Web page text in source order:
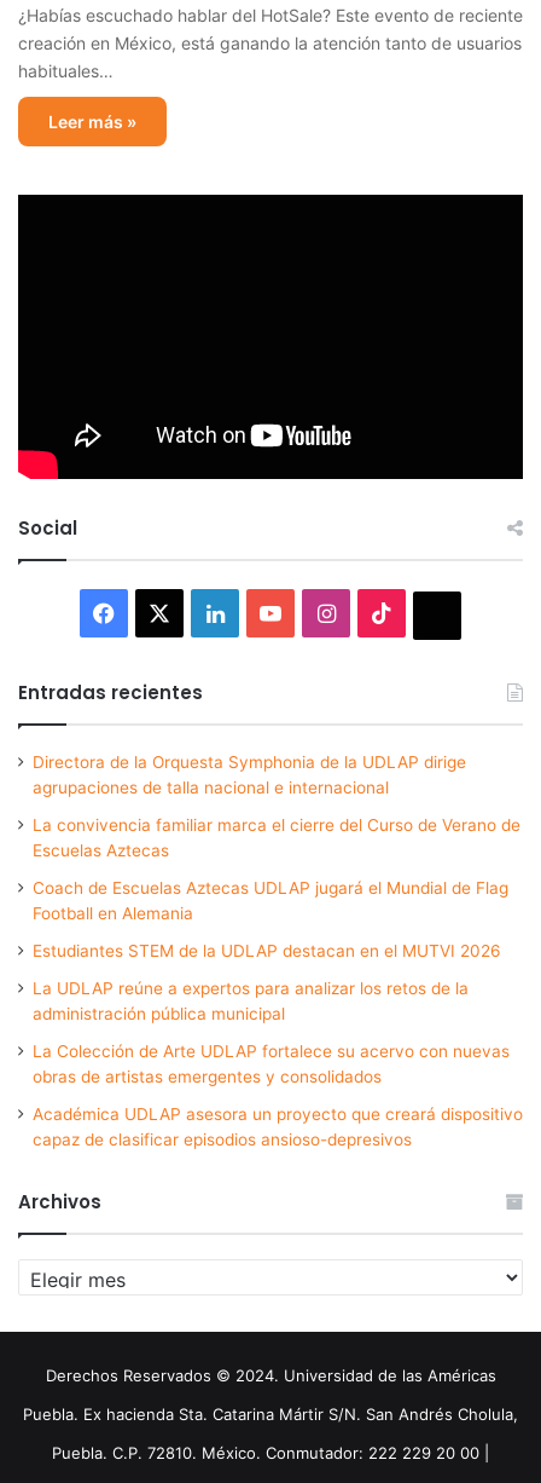
¿Habías escuchado hablar del HotSale? Este evento de reciente
creación en México, está ganando la atención tanto de usuarios
habituales…
Leer más »
Social
Facebook LinkedInYouTubeInstagram
Entradas recientes
Directora de la Orquesta Symphonia de la UDLAP dirige
agrupaciones de talla nacional e internacional
La convivencia familiar marca el cierre del Curso de Verano de
Escuelas Aztecas
Coach de Escuelas Aztecas UDLAP jugará el Mundial de Flag
Football en Alemania
Estudiantes STEM de la UDLAP destacan en el MUTVI 2026
La UDLAP reúne a expertos para analizar los retos de la
administración pública municipal
La Colección de Arte UDLAP fortalece su acervo con nuevas
obras de artistas emergentes y consolidados
Académica UDLAP asesora un proyecto que creará dispositivo
capaz de clasificar episodios ansioso-depresivos
Archivos
Archivos
Derechos Reservados © 2024. Universidad de las Américas
Puebla. Ex hacienda Sta. Catarina Mártir S/N. San Andrés Cholula,
Puebla. C.P. 72810. México. Conmutador: 222 229 20 00 |